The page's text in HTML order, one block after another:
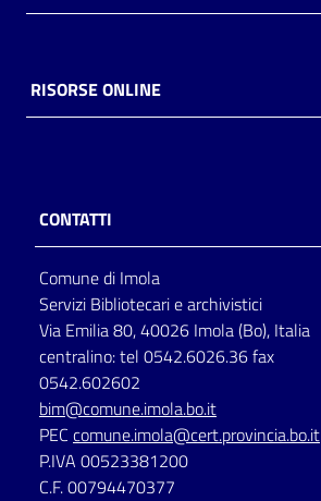
RISORSE ONLINE
CONTATTI
Comune di Imola
Servizi Bibliotecari e archivistici
Via Emilia 80, 40026 Imola (Bo), Italia
centralino: tel 0542.6026.36 fax
0542.602602
bim@comune.imola.bo.it
PEC comune.imola@cert.provincia.bo.it
P.IVA 00523381200
C.F. 00794470377